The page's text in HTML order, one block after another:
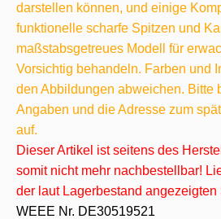
darstellen können, und einige
funktionelle scharfe Spitzen und
maßstabsgetreues Modell für
Vorsichtig behandeln. Farben und
den Abbildungen abweichen. Bitte
Angaben und die Adresse zum
auf.
Dieser Artikel ist seitens des
somit nicht mehr nachbestellbar!
der laut Lagerbestand angezeigten
WEEE Nr. DE30519521